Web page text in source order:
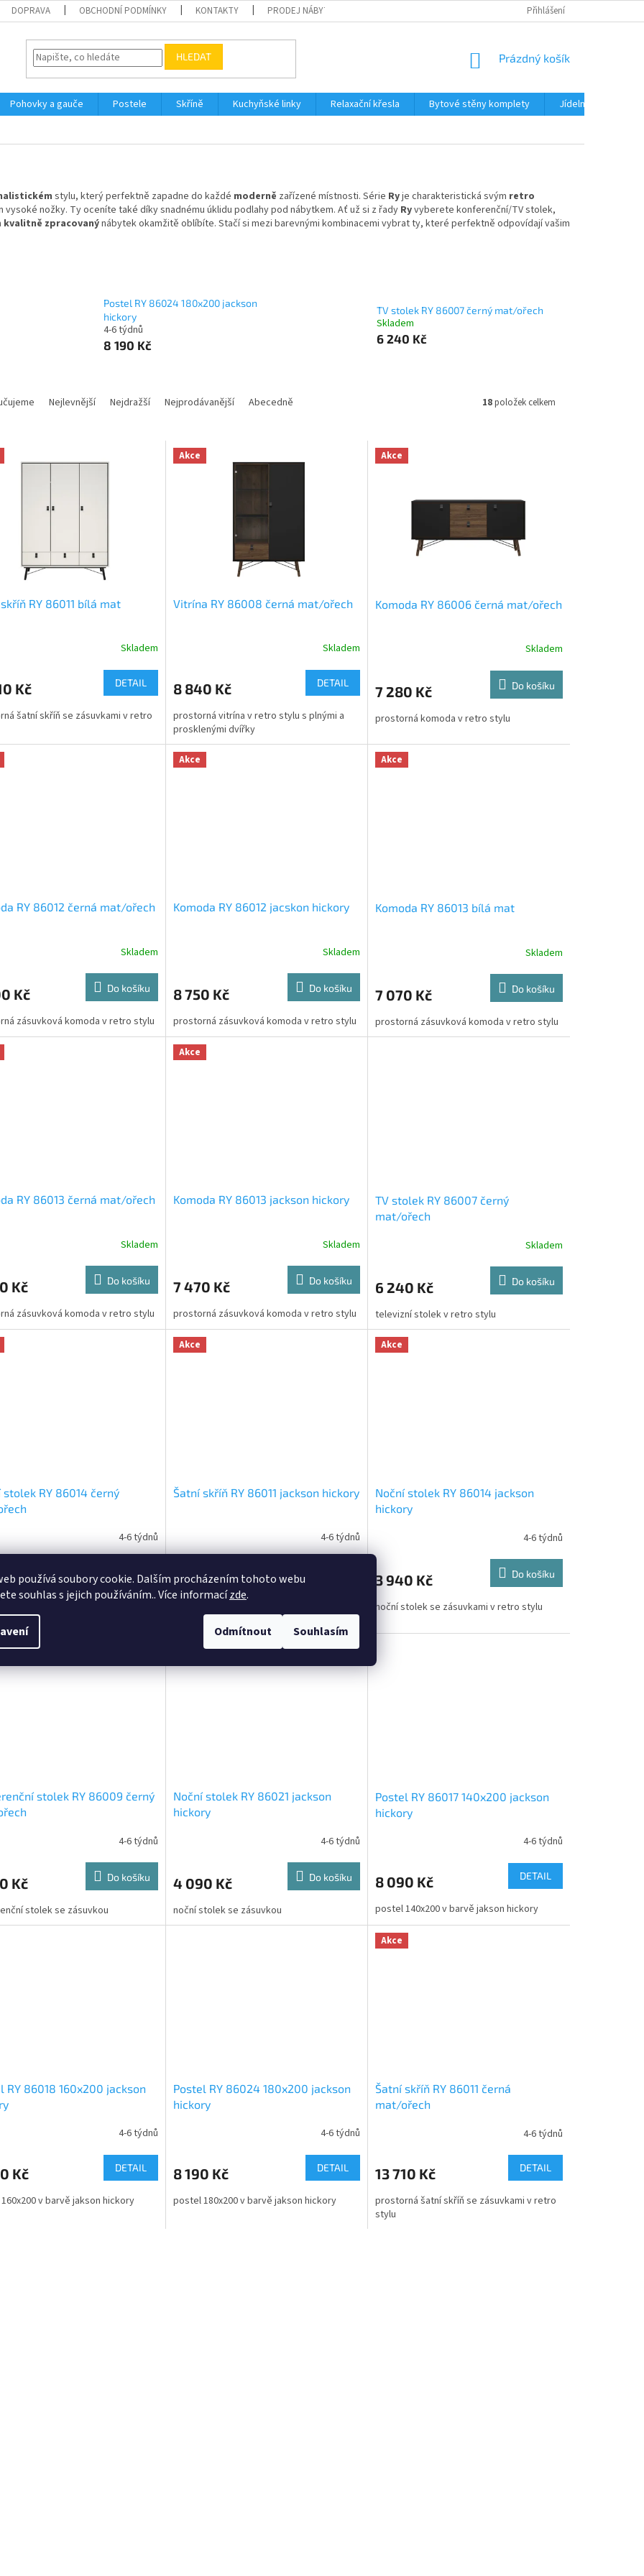
používá soubory cookie. Dalším procházením tohoto webu
souhlas s jejich používáním.. Více informacízde.
Odmítnout Souhlasím
DOPRAVA OBCHODNÍ PODMÍNKY KONTAKTY PRODEJ NÁBYTKU NA SPLÁTKY PODMÍNKY OCHRANY
Přihlášení
HLEDAT
NÁKUPNÍ
Prázdný košík
Pohovky a gauče Postele Skříně Kuchyňské linky Relaxační křesla Bytové stěny komplety Jídelní sety
stylu, který perfektně zapadne do každé moderně zařízené místnosti. Série Ryje charakteristická svým retro
vysoké nožky. Ty oceníte také díky snadnému úklidu podlahy pod nábytkem. Ať už si z řady Ryvyberete konferenční/TV stolek,
kvalitně zpracovanýnábytek okamžitě oblíbíte. Stačí si mezi barevnými kombinacemi vybrat ty, které perfektně odpovídají vašim
Postel RY 86024 180x200 jackson
hickory
4-6 týdnů
8 190 Kč
TV stolek RY 86007 černý mat/ořech
Skladem
6 240 Kč
Nejlevnější Nejdražší Nejprodávanější Abecedně 18položek celkem
RY 86011 bílá mat
Skladem
Kč DETAIL
šatní skříň se zásuvkami v retro
Akce
Vitrína RY 86008 černá mat/ořech
Skladem
8 840 Kč DETAIL
prostorná vitrína v retro stylu s plnými a
prosklenými dvířky
Akce
Komoda RY 86006 černá mat/ořech
Skladem
7 280 Kč Do košíku
prostorná komoda v retro stylu
RY 86012 černá mat/ořech
Skladem
Kč Do košíku
zásuvková komoda v retro stylu
Akce
Komoda RY 86012 jacskon hickory
Skladem
8 750 Kč Do košíku
prostorná zásuvková komoda v retro stylu
Akce
Komoda RY 86013 bílá mat
Skladem
7 070 Kč Do košíku
prostorná zásuvková komoda v retro stylu
RY 86013 černá mat/ořech
Skladem
Kč Do košíku
zásuvková komoda v retro stylu
Akce
Komoda RY 86013 jackson hickory
Skladem
7 470 Kč Do košíku
prostorná zásuvková komoda v retro stylu
TV stolek RY 86007 černý
mat/ořech
Skladem
6 240 Kč Do košíku
televizní stolek v retro stylu
stolek RY 86014 černý
4-6 týdnů
Kč Do košíku
Akce
Šatní skříň RY 86011 jackson hickory
4-6 týdnů
15 510 Kč
prostorná šatní skříň se zásuvkami v retro
Akce
Noční stolek RY 86014 jackson
hickory
4-6 týdnů
3 940 Kč Do košíku
noční stolek se zásuvkami v retro stylu
stolek RY 86009 černý
4-6 týdnů
Kč Do košíku
stolek se zásuvkou
Noční stolek RY 86021 jackson
hickory
4-6 týdnů
4 090 Kč Do košíku
noční stolek se zásuvkou
Postel RY 86017 140x200 jackson
hickory
4-6 týdnů
8 090 Kč DETAIL
postel 140x200 v barvě jakson hickory
RY 86018 160x200 jackson
4-6 týdnů
Kč DETAIL
v barvě jakson hickory
Postel RY 86024 180x200 jackson
hickory
4-6 týdnů
8 190 Kč DETAIL
postel 180x200 v barvě jakson hickory
Akce
Šatní skříň RY 86011 černá
mat/ořech
4-6 týdnů
13 710 Kč DETAIL
prostorná šatní skříň se zásuvkami v retro
stylu